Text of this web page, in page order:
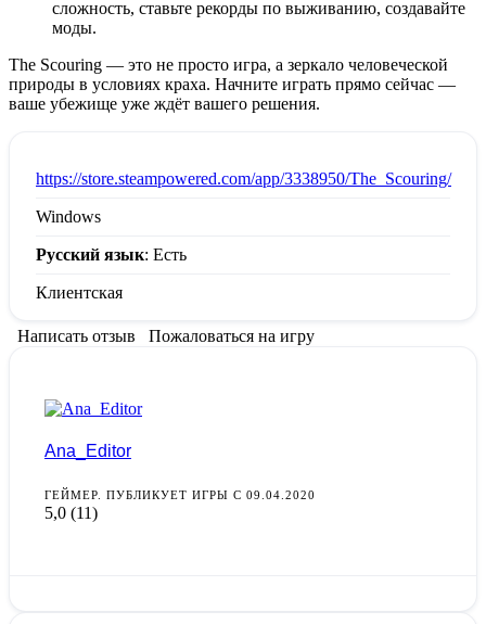
сложность, ставьте рекорды по выживанию, создавайте
моды.
The Scouring — это не просто игра, а зеркало человеческой
природы в условиях краха. Начните играть прямо сейчас —
ваше убежище уже ждёт вашего решения.
https://store.steampowered.com/app/3338950/The_Scouring/
Windows
Русский язык: Есть
Клиентская
Написать отзыв Пожаловаться на игру
Ana_Editor
ГЕЙМЕР. ПУБЛИКУЕТ ИГРЫ С 09.04.2020
5,0 (11)